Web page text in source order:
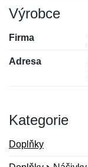
Výrobce
Firma
Adresa
Kategorie
Doplňky